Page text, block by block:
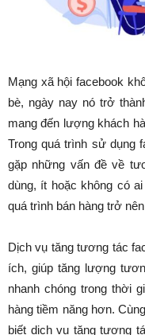
Mạng xã hội facebook
bè, ngày nay nó trở
mang đến lượng khách
Trong quá trình sử dụng
gặp những vấn đề về
dùng, ít hoặc không có
quá trình bán hàng trở
Dịch vụ tăng tương tác
ích, giúp tăng lượng
nhanh chóng trong thời
hàng tiềm năng hơn.
biết dịch vụ tăng tương